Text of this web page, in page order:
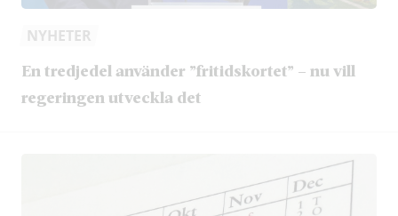
NYHETER
En tredjedel använder ”fritidskortet” – nu vill
regeringen utveckla det